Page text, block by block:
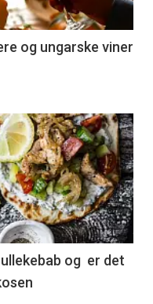
og ungarske viner
og er det